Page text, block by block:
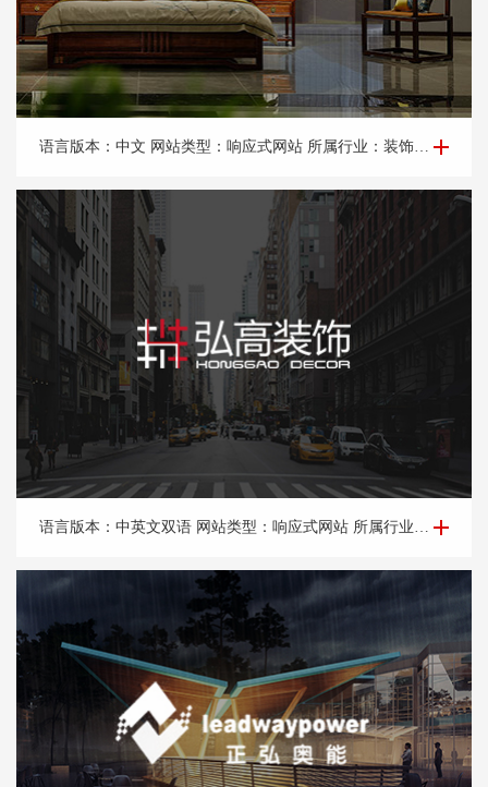
品牌网站建设-梧桐*道 语言版本：中文 网站类型：响应式网站 所属行业：装饰设计，装饰工程，广告设计。 所属地区：北京网站建设
品牌网站建设-北京*高建筑装饰设计工程有限公司